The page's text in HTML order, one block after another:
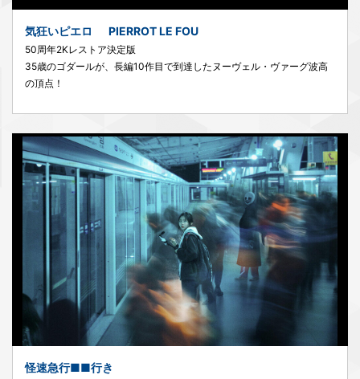
気狂いピエロ PIERROT LE FOU
50周年2Kレストア決定版
35歳のゴダールが、長編10作目で到達したヌーヴェル・ヴァーグ波高
の頂点！
怪速急行■■行き